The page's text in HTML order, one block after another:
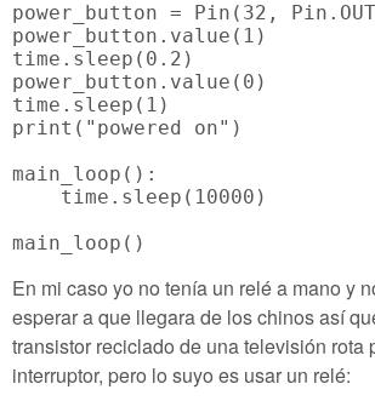
power_button = Pin(32,
power_button.value(1)
time.sleep(0.2)
power_button.value(0)
time.sleep(1)
print("powered on")
main_loop():
    time.sleep(10000)
En mi caso yo no tenía un relé a mano y
esperar a que llegara de los chinos así
transistor reciclado de una televisión rota
interruptor, pero lo suyo es usar un relé: